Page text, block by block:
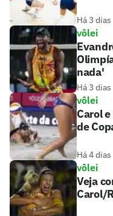
Há 3 dias
vôlei
nada'
Há 3 dias
vôlei
Carol
de
Há 4 dias
vôlei
Veja
Carol/